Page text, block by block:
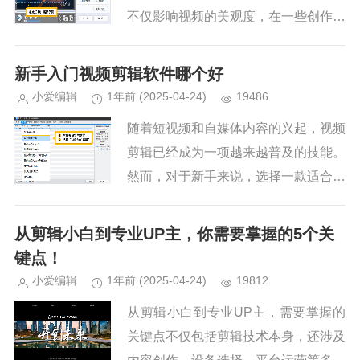
不仅影响视频的美观度，在一些创作场
为大家介绍几款软件去除水印的方法，
助你轻松解决水印烦恼。1.爱剪...
新手入门视频剪辑软件哪个好
小爱编辑 1年前 (2025-04-24) 19486
随着短视频和自媒体内容的兴起，视频
剪辑已经成为一项越来越普及的技能。
然而，对于新手来说，选择一款适合自
众多剪辑工具，功能各异，操作难度也
从剪辑小白到专业UP主，你需要掌握的5个关
键点！
小爱编辑 1年前 (2025-04-24) 19812
从剪辑小白到专业UP主，需要掌握的
关键点不仅包括剪辑技术本身，还涉及